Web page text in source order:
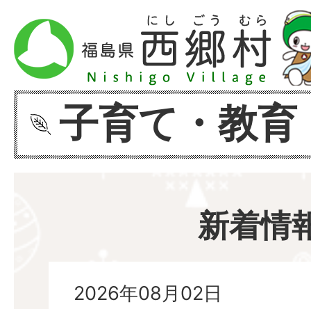
子育て・教育
新着情
2026年08月02日